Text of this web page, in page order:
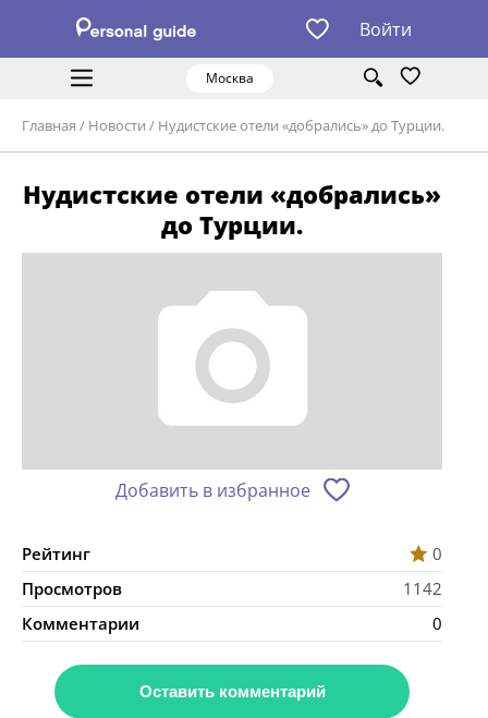
Войти
Москва
Главная / Новости / Нудистские отели «добрались» до Турции.
Нудистские отели «добрались»
до Турции.
Добавить в избранное
Рейтинг
0
Просмотров
1142
Комментарии
0
Оставить комментарий